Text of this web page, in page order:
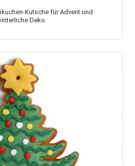
Kutsche für Advent und
Deko.